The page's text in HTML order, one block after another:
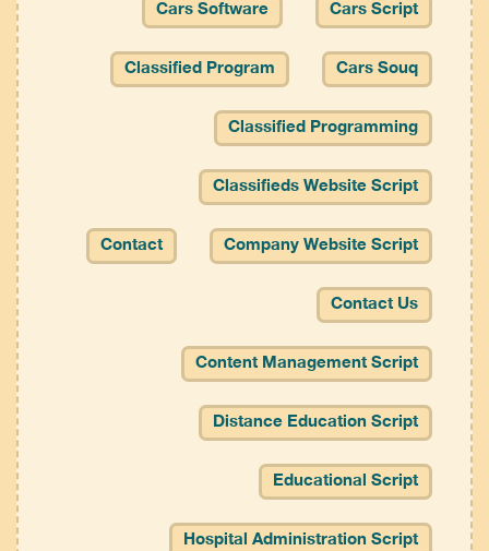
Cars Script
Cars Software
Cars Souq
Classified Program
Classified Programming
Classifieds Website Script
Company Website Script
Contact
Contact Us
Content Management Script
Distance Education Script
Educational Script
Hospital Administration Script